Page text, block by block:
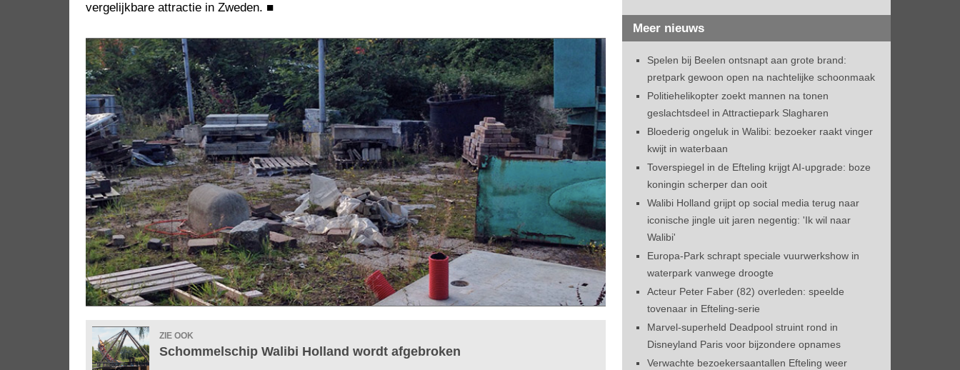
vergelijkbare attractie in Zweden. ■
ZIE OOK
Schommelschip Walibi Holland wordt afgebroken
Meer nieuws
Spelen bij Beelen ontsnapt aan grote brand:
pretpark gewoon open na nachtelijke schoonmaak
Politiehelikopter zoekt mannen na tonen
geslachtsdeel in Attractiepark Slagharen
Bloederig ongeluk in Walibi: bezoeker raakt vinger
kwijt in waterbaan
Toverspiegel in de Efteling krijgt AI-upgrade: boze
koningin scherper dan ooit
Walibi Holland grijpt op social media terug naar
iconische jingle uit jaren negentig: 'Ik wil naar
Walibi'
Europa-Park schrapt speciale vuurwerkshow in
waterpark vanwege droogte
Acteur Peter Faber (82) overleden: speelde
tovenaar in Efteling-serie
Marvel-superheld Deadpool struint rond in
Disneyland Paris voor bijzondere opnames
Verwachte bezoekersaantallen Efteling weer